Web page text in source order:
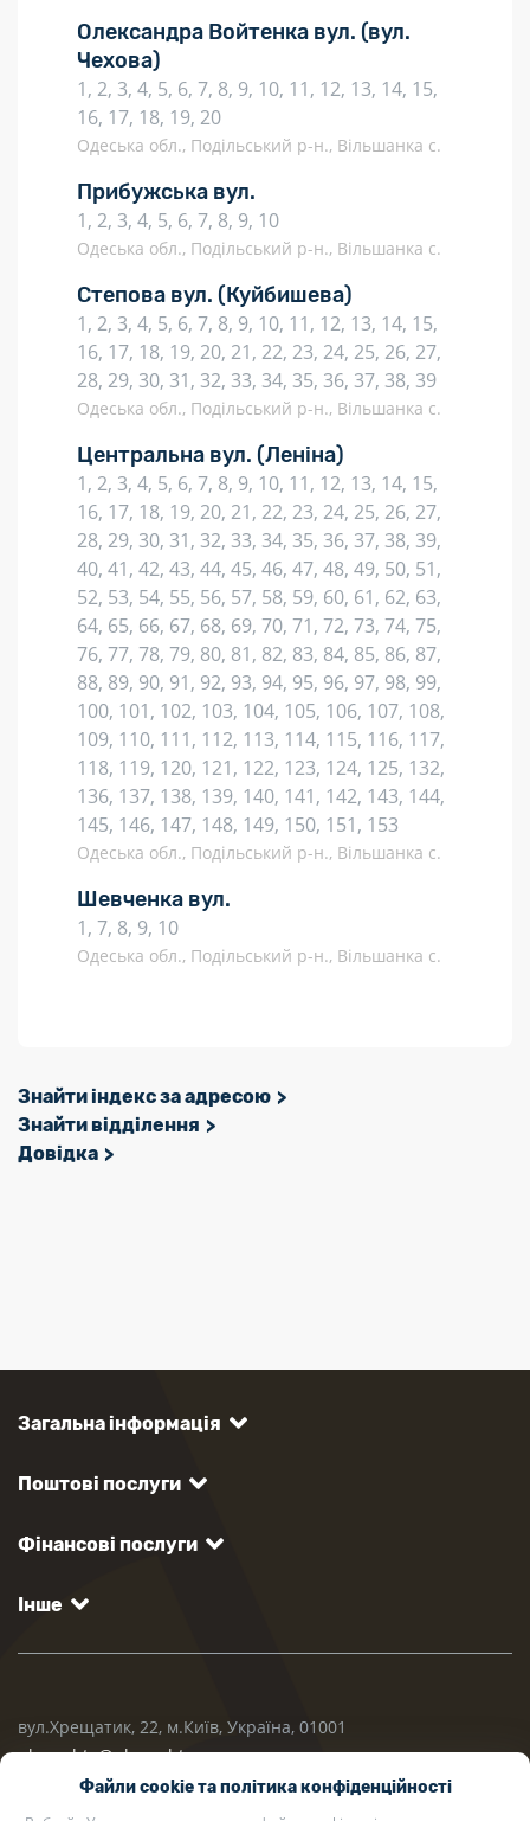
Олександра Войтенка вул. (вул.
Чехова)
1, 2, 3, 4, 5, 6, 7, 8, 9, 10, 11, 12, 13, 14, 15,
16, 17, 18, 19, 20
Одеська обл., Подільський р-н., Вільшанка с.
Прибужська вул.
1, 2, 3, 4, 5, 6, 7, 8, 9, 10
Одеська обл., Подільський р-н., Вільшанка с.
Степова вул. (Куйбишева)
1, 2, 3, 4, 5, 6, 7, 8, 9, 10, 11, 12, 13, 14, 15,
16, 17, 18, 19, 20, 21, 22, 23, 24, 25, 26, 27,
28, 29, 30, 31, 32, 33, 34, 35, 36, 37, 38, 39
Одеська обл., Подільський р-н., Вільшанка с.
Центральна вул. (Леніна)
1, 2, 3, 4, 5, 6, 7, 8, 9, 10, 11, 12, 13, 14, 15,
16, 17, 18, 19, 20, 21, 22, 23, 24, 25, 26, 27,
28, 29, 30, 31, 32, 33, 34, 35, 36, 37, 38, 39,
40, 41, 42, 43, 44, 45, 46, 47, 48, 49, 50, 51,
52, 53, 54, 55, 56, 57, 58, 59, 60, 61, 62, 63,
64, 65, 66, 67, 68, 69, 70, 71, 72, 73, 74, 75,
76, 77, 78, 79, 80, 81, 82, 83, 84, 85, 86, 87,
88, 89, 90, 91, 92, 93, 94, 95, 96, 97, 98, 99,
100, 101, 102, 103, 104, 105, 106, 107, 108,
109, 110, 111, 112, 113, 114, 115, 116, 117,
118, 119, 120, 121, 122, 123, 124, 125, 132,
136, 137, 138, 139, 140, 141, 142, 143, 144,
145, 146, 147, 148, 149, 150, 151, 153
Одеська обл., Подільський р-н., Вільшанка с.
Шевченка вул.
1, 7, 8, 9, 10
Одеська обл., Подільський р-н., Вільшанка с.
Знайти індекс за адресою
Знайти відділення
Довідка
Загальна інформація
Поштові послуги
Фінансові послуги
Інше
вул.Хрещатик, 22, м.Київ, Україна, 01001
ukrposhta@ukrposhta.ua
Файли cookie та політика конфіденційності